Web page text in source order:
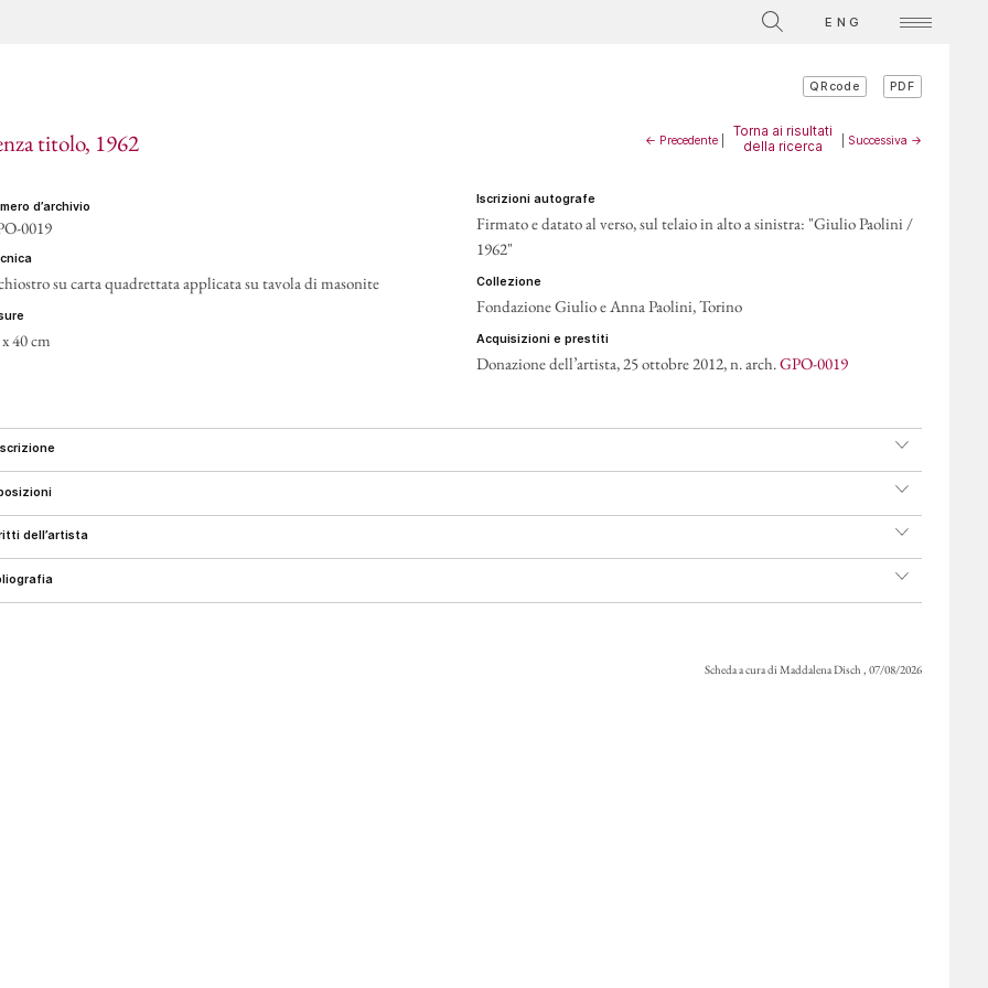
La Collezione ENG
QRcode PDF
titolo, 1962 ← Precedente
Torna ai risultati
della ricerca
Successiva →
d’archivio
0019
su carta quadrettata applicata su tavola di masonite
40 cm
iscrizioni autografe
Firmato e datato al verso, sul telaio in alto a sinistra: "Giulio Paolini /
1962"
collezione
Fondazione Giulio e Anna Paolini, Torino
acquisizioni e prestiti
Donazione dell’artista, 25 ottobre 2012, n. arch.GPO-0019
dell’artista
Scheda a cura di Maddalena Disch , 07/08/2026